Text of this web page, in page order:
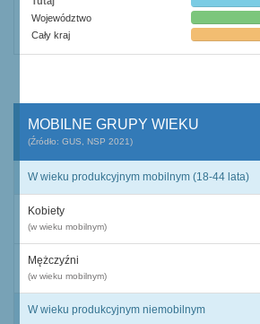
Województwo
Cały kraj
MOBILNE GRUPY WIEKU
(Źródło: GUS, NSP 2021)
W wieku produkcyjnym mobilnym (18-44 lata)
Kobiety
(w wieku mobilnym)
Mężczyźni
(w wieku mobilnym)
W wieku produkcyjnym niemobilnym